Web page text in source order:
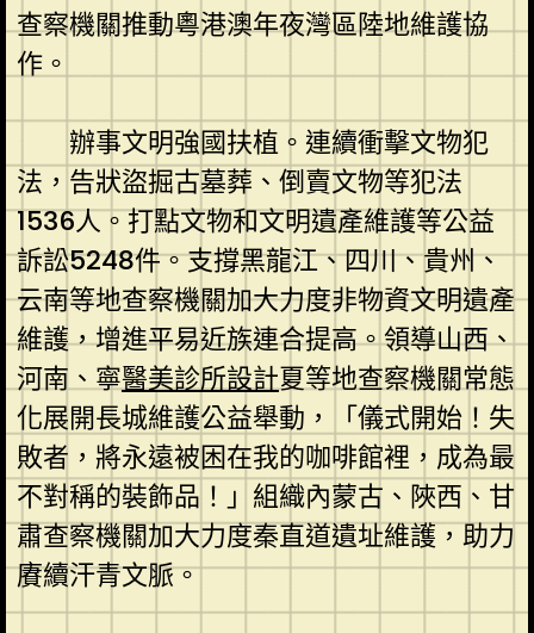
查察機關推動粵港澳年夜灣區陸地維護協
作。
辦事文明強國扶植。連續衝擊文物犯
法，告狀盜掘古墓葬、倒賣文物等犯法
1536人。打點文物和文明遺產維護等公益
訴訟5248件。支撐黑龍江、四川、貴州、
云南等地查察機關加大力度非物資文明遺產
維護，增進平易近族連合提高。領導山西、
河南、寧醫美診所設計夏等地查察機關常態
化展開長城維護公益舉動，「儀式開始！失
敗者，將永遠被困在我的咖啡館裡，成為最
不對稱的裝飾品！」組織內蒙古、陜西、甘
肅查察機關加大力度秦直道遺址維護，助力
賡續汗青文脈。